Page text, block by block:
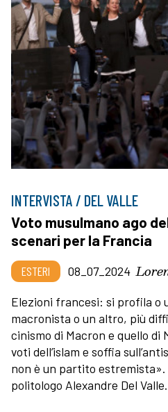
INTERVISTA / DEL VALLE
Voto musulmano ago
scenari per la Francia
ESTERI 08_07_2024
Elezioni francesi: si profila o
macronista o un altro, più
cinismo di Macron e quello di
voti dell’islam e soffia
non è un partito
politologo Alexandre Del Valle.